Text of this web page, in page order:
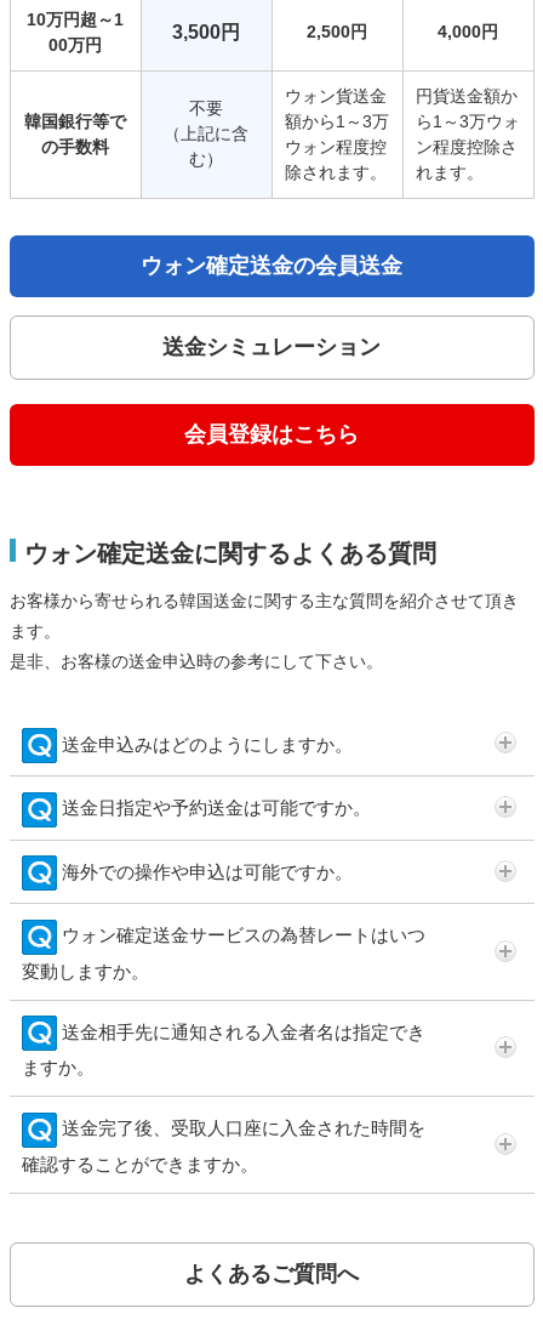
10万円超～1
00万円
3,500円 2,500円 4,000円
韓国銀行等で
の手数料
不要
（上記に含
む）
ウォン貨送金
額から1～3万
ウォン程度控
除されます。
円貨送金額か
ら1～3万ウォ
ン程度控除さ
れます。
ウォン確定送金の会員送金
送金シミュレーション
会員登録はこちら
ウォン確定送金に関するよくある質問
お客様から寄せられる韓国送金に関する主な質問を紹介させて頂き
ます。
是非、お客様の送金申込時の参考にして下さい。
送金申込みはどのようにしますか。
送金日指定や予約送金は可能ですか。
海外での操作や申込は可能ですか。
ウォン確定送金サービスの為替レートはいつ
変動しますか。
送金相手先に通知される入金者名は指定でき
ますか。
送金完了後、受取人口座に入金された時間を
確認することができますか。
よくあるご質問へ